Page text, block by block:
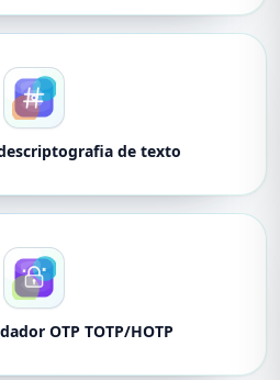
de texto
OTP TOTP/HOTP